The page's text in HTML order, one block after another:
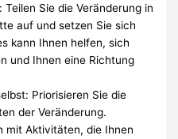
Teilen Sie die Veränderung in
auf und setzen Sie sich
kann Ihnen helfen, sich
und Ihnen eine Richtung
Priorisieren Sie die
der Veränderung.
mit Aktivitäten, die Ihnen